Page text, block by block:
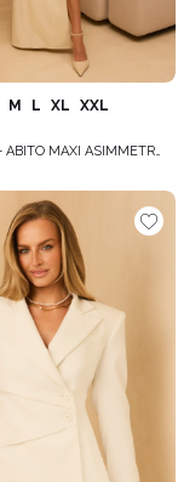
M L XL
XXL